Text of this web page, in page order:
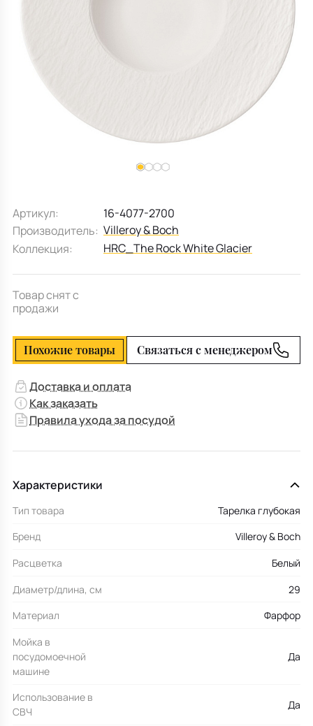
Детская посуда
Декоративные блюда
Мебель для ванной
Аксессуары для ванной
Полотенцесушители, Радиаторы
Подушки-вкладыши
Терраса и балкон
Артикул:
16-4077-2700
Производитель: Villeroy & Boch
Коллекция:
HRC_The Rock White Glacier
Товар снят с
продажи
Похожие товары Связаться с менеджером
Доставка и оплата
Как заказать
Правила ухода за посудой
Характеристики
Тип товара
Тарелка глубокая
Бренд
Villeroy & Boch
Расцветка
Белый
Диаметр/длина, см
29
Материал
Фарфор
Мойка в
посудомоечной
машине
Да
Использование в
СВЧ
Да